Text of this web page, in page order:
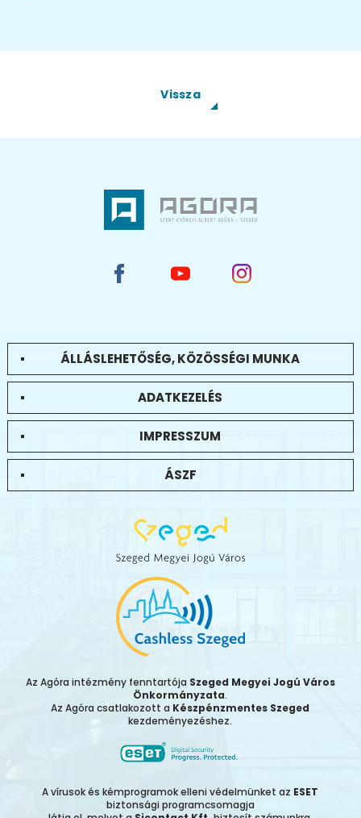
Vissza
ÁLLÁSLEHETŐSÉG, KÖZÖSSÉGI MUNKA
ADATKEZELÉS
IMPRESSZUM
ÁSZF
Az Agóra intézmény fenntartója Szeged Megyei Jogú Város
Önkormányzata.
Az Agóra csatlakozott a Készpénzmentes Szeged
kezdeményezéshez.
A vírusok és kémprogramok elleni védelmünket az ESET
biztonsági programcsomagja